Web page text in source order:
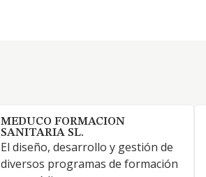
MEDUCO FORMACION
SANITARIA SL.
El diseño, desarrollo y gestión de
diversos programas de formación